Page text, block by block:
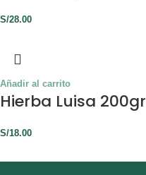
S/28.00
Añadir al carrito
Hierba Luisa 200gr
S/18.00